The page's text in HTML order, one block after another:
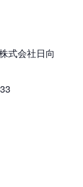
式会社日向